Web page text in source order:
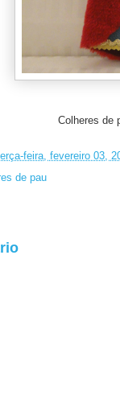
Colheres de
feira, fevereiro 03,
de pau